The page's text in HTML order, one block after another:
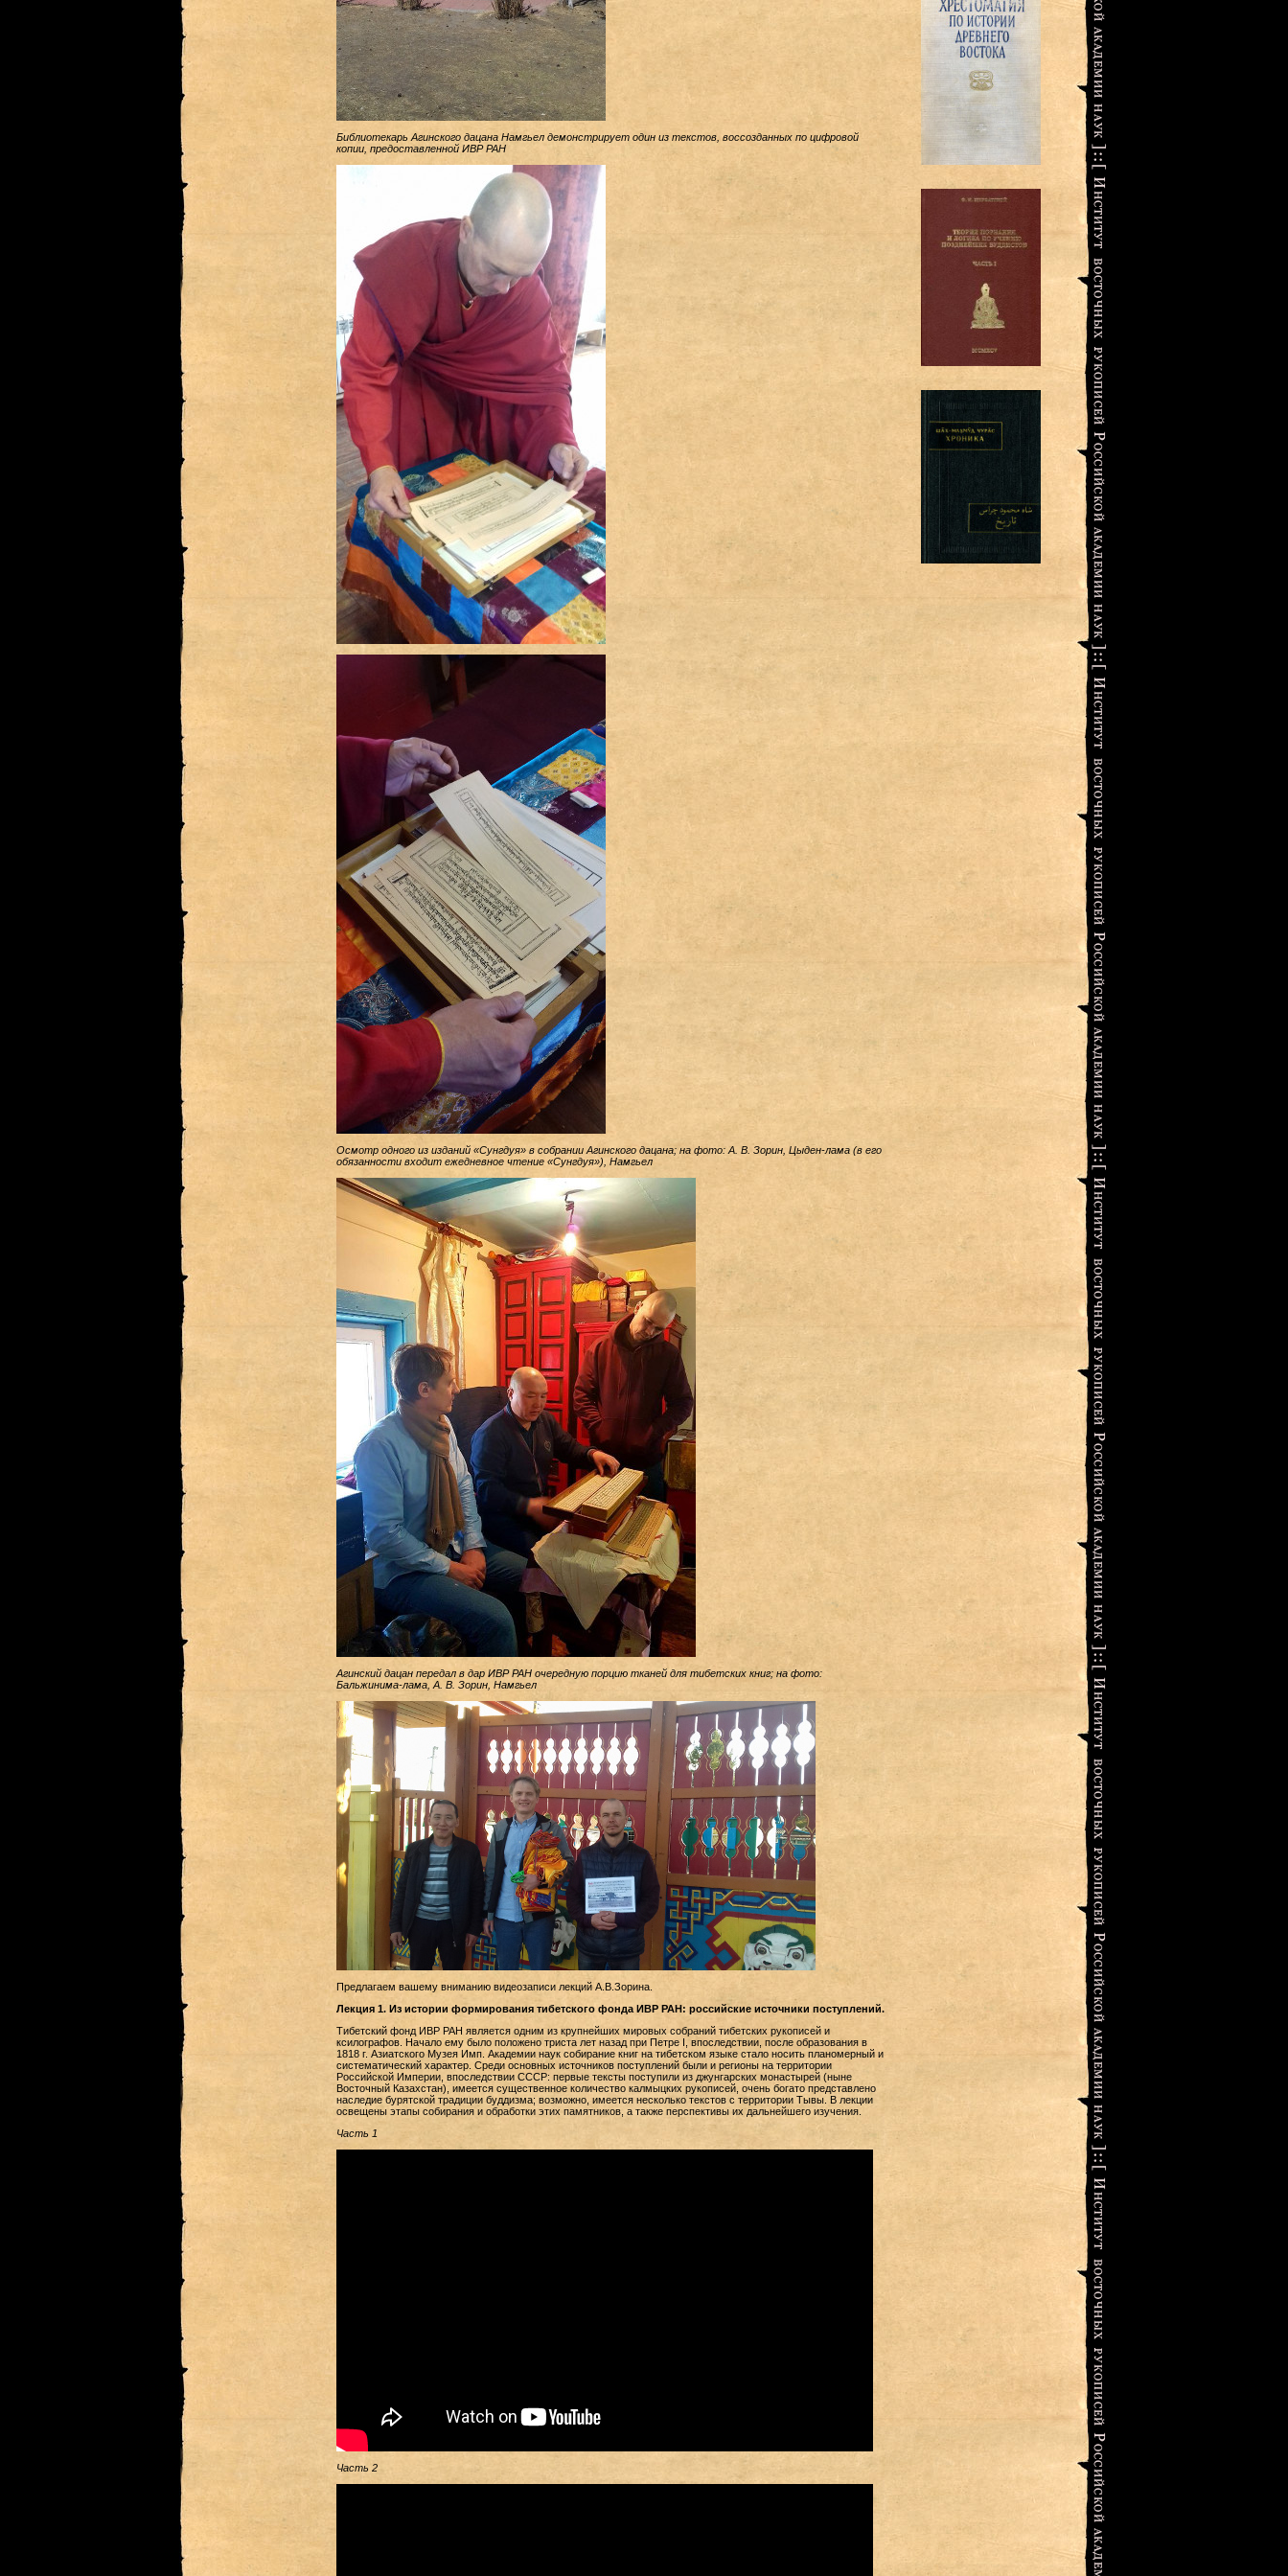
Библиотекарь Агинского дацана Намгьел демонстрирует один из текстов, воссозданных по цифровой
копии, предоставленной ИВР РАН
Осмотр одного из изданий «Сунгдуя» в собрании Агинского дацана; на фото: А. В. Зорин, Цыден-лама (в его
обязанности входит ежедневное чтение «Сунгдуя») , Намгьел
Агинский дацан передал в дар ИВР РАН очередную порцию тканей для тибетских книг; на фото:
Бальжинима-лама, А. В. Зорин, Намгьел
Предлагаем вашему вниманию видеозаписи лекций А.В.Зорина.
Лекция 1. Из истории формирования тибетского фонда ИВР РАН: российские источники поступлений.
Тибетский фонд ИВР РАН является одним из крупнейших мировых собраний тибетских рукописей и
ксилографов. Начало ему было положено триста лет назад при Петре I, впоследствии, после образования в
1818 г. Азиатского Музея Имп. Академии наук собирание книг на тибетском языке стало носить планомерный и
систематический характер. Среди основных источников поступлений были и регионы на территории
Российской Империи, впоследствии СССР: первые тексты поступили из джунгарских монастырей (ныне
Восточный Казахстан), имеется существенное количество калмыцких рукописей, очень богато представлено
наследие бурятской традиции буддизма; возможно, имеется несколько текстов с территории Тывы. В лекции
освещены этапы собирания и обработки этих памятников, а также перспективы их дальнейшего изучения.
Часть 1
Часть 2